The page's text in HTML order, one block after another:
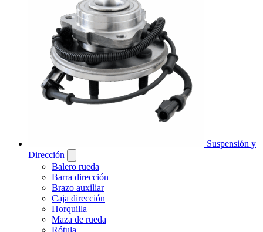
Suspensión y
Dirección
Balero rueda
Barra dirección
Brazo auxiliar
Caja dirección
Horquilla
Maza de rueda
Rótula